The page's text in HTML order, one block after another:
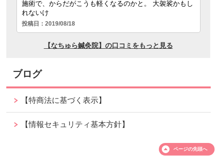
ブログ
【特商法に基づく表示】
【情報セキュリティ基本方針】
ページの先頭へ